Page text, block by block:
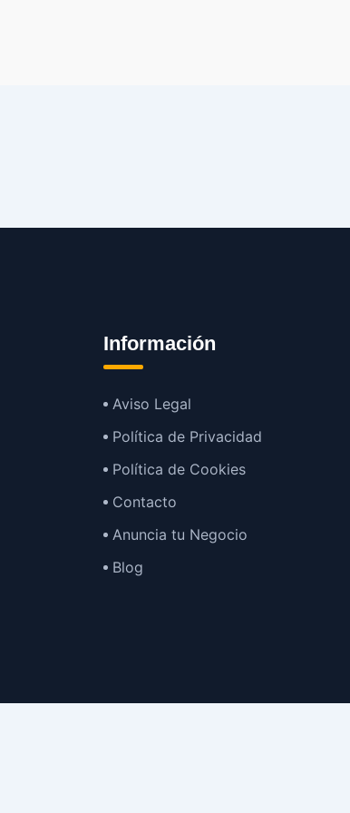
Información
Aviso Legal
Política de Privacidad
Política de Cookies
Contacto
Anuncia tu Negocio
Blog